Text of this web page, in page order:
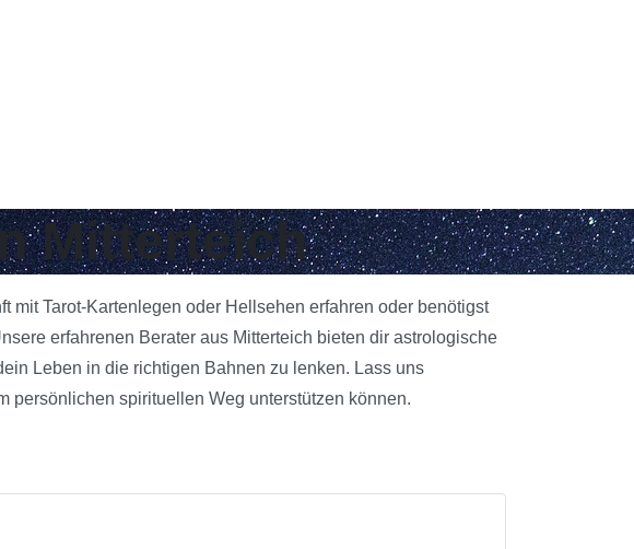
Mitterteich
mit Tarot-Kartenlegen oder Hellsehen erfahren oder benötigst
erfahrenen Berater aus Mitterteich bieten dir astrologische
Leben in die richtigen Bahnen zu lenken. Lass uns
persönlichen spirituellen Weg unterstützen können.